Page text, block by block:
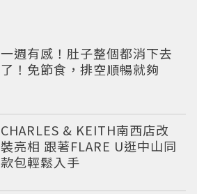
一週有感！肚子整個都消下去
了！免節食，排空順暢就夠
CHARLES & KEITH南西店改
裝亮相 跟著FLARE U逛中山同
款包輕鬆入手